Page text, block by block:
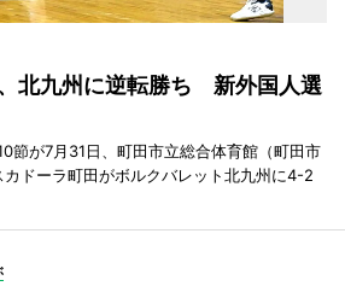
北九州に逆転勝ち 新外国人選
節が7月31日、町田市立総合体育館（町田市
ドーラ町田がボルクバレット北九州に4-2